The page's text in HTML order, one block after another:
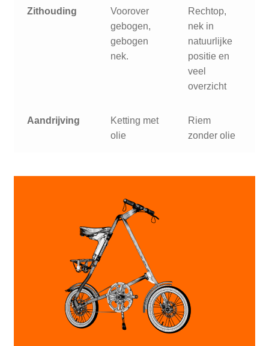
Zithouding
Voorover
gebogen,
gebogen
nek.
Rechtop,
nek in
natuurlijke
positie en
veel
overzicht
Aandrijving
Ketting met
olie
Riem
zonder olie